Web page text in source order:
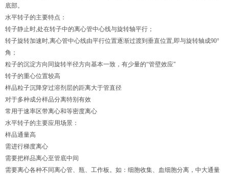
底部。
水平转子的主要特点：
转子静止时,处在转子中的离心管中心线与旋转轴平行；
转子旋转加速时,离心管中心线由平行位置逐渐过渡到垂直位置,即与旋转轴成90°
角；
粒子的沉淀方向同旋转半径方向基本一致，有少量的“管壁效应"
转子的重心位置较高
样品粒子沉降穿过溶剂层的距离大于管直径
对于多种成分样品分离特别有效
常用于速率区带离心和等密度离心
水平转子的主要应用场景：
样品通量高
需进行梯度离心
需要把样品离心至管底中间
需要离心各种不同离心管、瓶、工作板。如：细胞收集、血细胞分离，中大通量